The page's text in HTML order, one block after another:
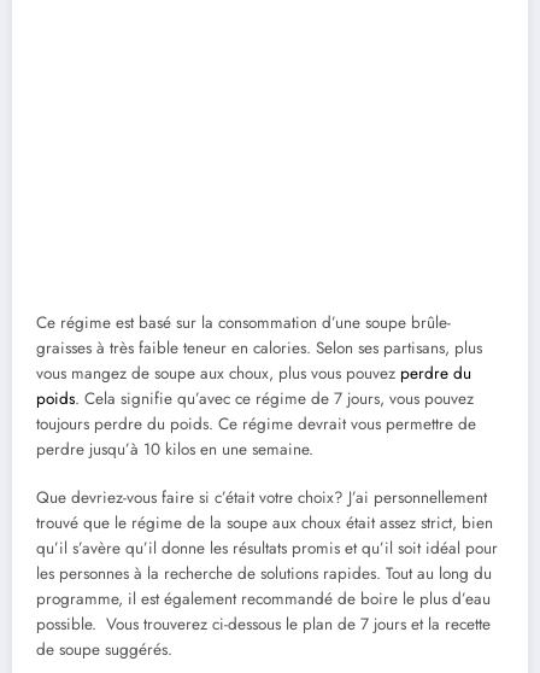
Ce régime est basé sur la consommation d’une soupe brûle-
graisses à très faible teneur en calories. Selon ses partisans, plus
vous mangez de soupe aux choux, plus vous pouvez perdre du
poids. Cela signifie qu’avec ce régime de 7 jours, vous pouvez
toujours perdre du poids. Ce régime devrait vous permettre de
perdre jusqu’à 10 kilos en une semaine.
Que devriez-vous faire si c’était votre choix? J’ai personnellement
trouvé que le régime de la soupe aux choux était assez strict, bien
qu’il s’avère qu’il donne les résultats promis et qu’il soit idéal pour
les personnes à la recherche de solutions rapides. Tout au long du
programme, il est également recommandé de boire le plus d’eau
possible. Vous trouverez ci-dessous le plan de 7 jours et la recette
de soupe suggérés.